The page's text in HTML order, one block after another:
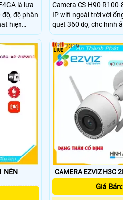
là lựa
độ, độ phân
hiện
chức năng
bị hồng
Cùng
và hỗ
Camera CS-H90-
IP wifi ngoài trời với
quét 360 độ, cho hình
2K+ và tầm nhìn hồng
xem màu ban đêm.
đàm thoại 2 chiều,
đạt chuẩn chống nước
dưới mọi điều kiện thời
CAMERA EZVIZ H3C
Giá
2319